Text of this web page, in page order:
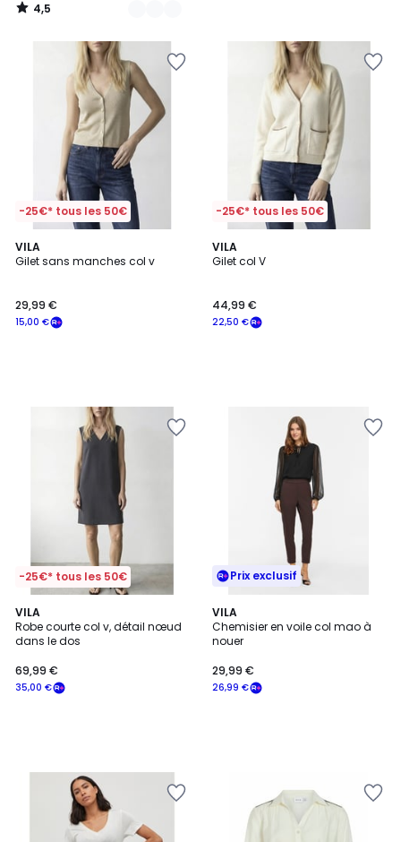
4,5
/
-25€* tous les 50€
VILA
Gilet sans manches col v
15,00 €
29,99 €
-25€* tous les 50€
VILA
Gilet col V
22,50 €
44,99 €
-25€* tous les 50€
VILA
Robe courte col v, détail nœud
dans le dos
35,00 €
69,99 €
Prix exclusif
VILA
Chemisier en voile col mao à
nouer
26,99 €
29,99 €